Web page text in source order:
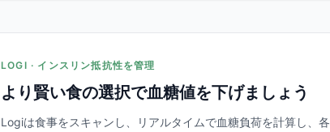
LOGI · インスリン抵抗性を管理
より賢い食の選択で血糖値を下げましょう
Logiは食事をスキャンし、リアルタイムで血糖負荷を計算し、各